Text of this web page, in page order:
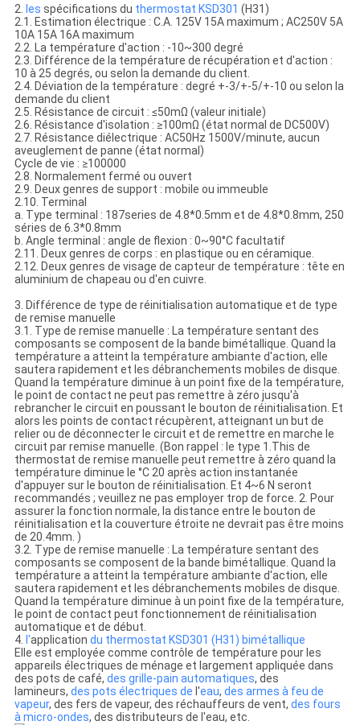
2. les spécifications du thermostat KSD301 (H31)
2.1. Estimation électrique : C.A. 125V 15A maximum ; AC250V 5A
10A 15A 16A maximum
2.2. La température d'action : -10~300 degré
2.3. Différence de la température de récupération et d'action :
10 à 25 degrés, ou selon la demande du client.
2.4. Déviation de la température : degré +-3/+-5/+-10 ou selon la
demande du client
2.5. Résistance de circuit : ≤50mΩ (valeur initiale)
2.6. Résistance d'isolation : ≥100mΩ (état normal de DC500V)
2.7. Résistance diélectrique : AC50Hz 1500V/minute, aucun
aveuglement de panne (état normal)
Cycle de vie : ≥100000
2.8. Normalement fermé ou ouvert
2.9. Deux genres de support : mobile ou immeuble
2.10. Terminal
a. Type terminal : 187series de 4.8*0.5mm et de 4.8*0.8mm, 250
séries de 6.3*0.8mm
b. Angle terminal : angle de flexion : 0~90°C facultatif
2.11. Deux genres de corps : en plastique ou en céramique.
2.12. Deux genres de visage de capteur de température : tête en
aluminium de chapeau ou d'en cuivre.
3. Différence de type de réinitialisation automatique et de type
de remise manuelle
3.1. Type de remise manuelle : La température sentant des
composants se composent de la bande bimétallique. Quand la
température a atteint la température ambiante d'action, elle
sautera rapidement et les débranchements mobiles de disque.
Quand la température diminue à un point fixe de la température,
le point de contact ne peut pas remettre à zéro jusqu'à
rebrancher le circuit en poussant le bouton de réinitialisation. Et
alors les points de contact récupèrent, atteignant un but de
relier ou de déconnecter le circuit et de remettre en marche le
circuit par remise manuelle. (Bon rappel : le type 1.This de
thermostat de remise manuelle peut remettre à zéro quand la
température diminue le °C 20 après action instantanée
d'appuyer sur le bouton de réinitialisation. Et 4~6 N seront
recommandés ; veuillez ne pas employer trop de force. 2. Pour
assurer la fonction normale, la distance entre le bouton de
réinitialisation et la couverture étroite ne devrait pas être moins
de 20.4mm. )
3.2. Type de remise manuelle : La température sentant des
composants se composent de la bande bimétallique. Quand la
température a atteint la température ambiante d'action, elle
sautera rapidement et les débranchements mobiles de disque.
Quand la température diminue à un point fixe de la température,
le point de contact peut fonctionnement de réinitialisation
automatique et de début.
4. l'application du thermostat KSD301 (H31) bimétallique
Elle est employée comme contrôle de température pour les
appareils électriques de ménage et largement appliquée dans
des pots de café, des grille-pain automatiques, des
lamineurs, des pots électriques de l'eau, des armes à feu de
vapeur, des fers de vapeur, des réchauffeurs de vent, des fours
à micro-ondes, des distributeurs de l'eau, etc.